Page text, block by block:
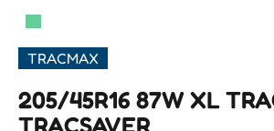
▀
TRACMAX
205/45R16 87W XL